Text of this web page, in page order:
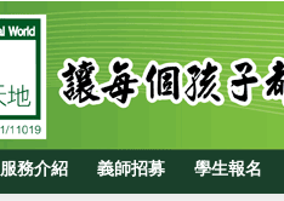
服務介紹 義師招募 學生報名